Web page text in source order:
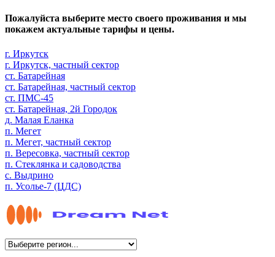
Пожалуйста выберите место своего проживания и мы
покажем актуальные тарифы и цены.
г. Иркутск
г. Иркутск, частный сектор
ст. Батарейная
ст. Батарейная, частный сектор
ст. ПМС-45
ст. Батарейная, 2й Городок
д. Малая Еланка
п. Мегет
п. Мегет, частный сектор
п. Вересовка, частный сектор
п. Стеклянка и садоводства
с. Выдрино
п. Усолье-7 (ЦДС)